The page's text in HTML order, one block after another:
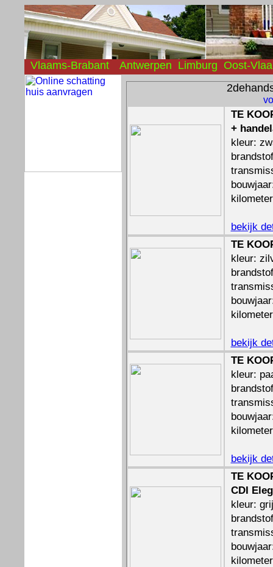
Vlaams-Brabant Antwerpen Limburg Oost-
TE
+
kleur:
bekijk
TE
kleur:
bekijk
TE
kleur:
bekijk
TE
CDI
kleur: